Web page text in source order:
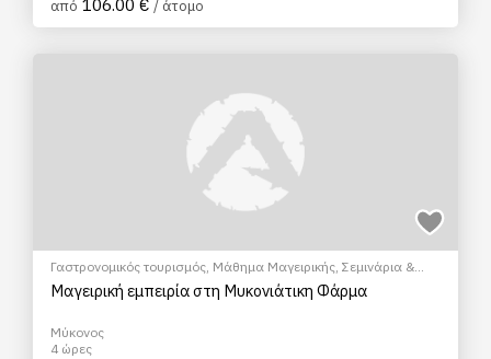
από 106.00 € / άτομο
Γαστρονομικός τουρισμός, Μάθημα Μαγειρικής, Σεμινάρια &
Μαθήματα
Μαγειρική εμπειρία στη Μυκονιάτικη Φάρμα
Μύκονος
4 ώρες